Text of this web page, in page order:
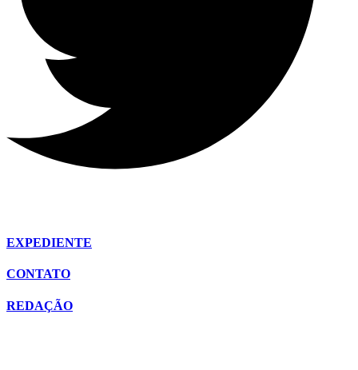
EXPEDIENTE
CONTATO
REDAÇÃO